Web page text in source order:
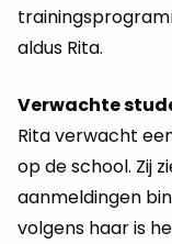
aldus Rita.
Verwachte
Rita verwacht
op de school. Zij
aanmeldingen
volgens haar is